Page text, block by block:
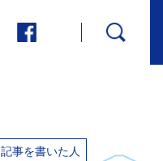
記事を書いた人